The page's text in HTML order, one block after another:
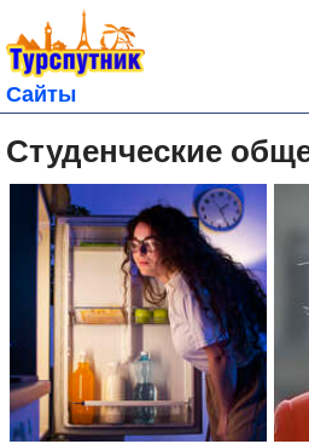
Сайты
Студенческие